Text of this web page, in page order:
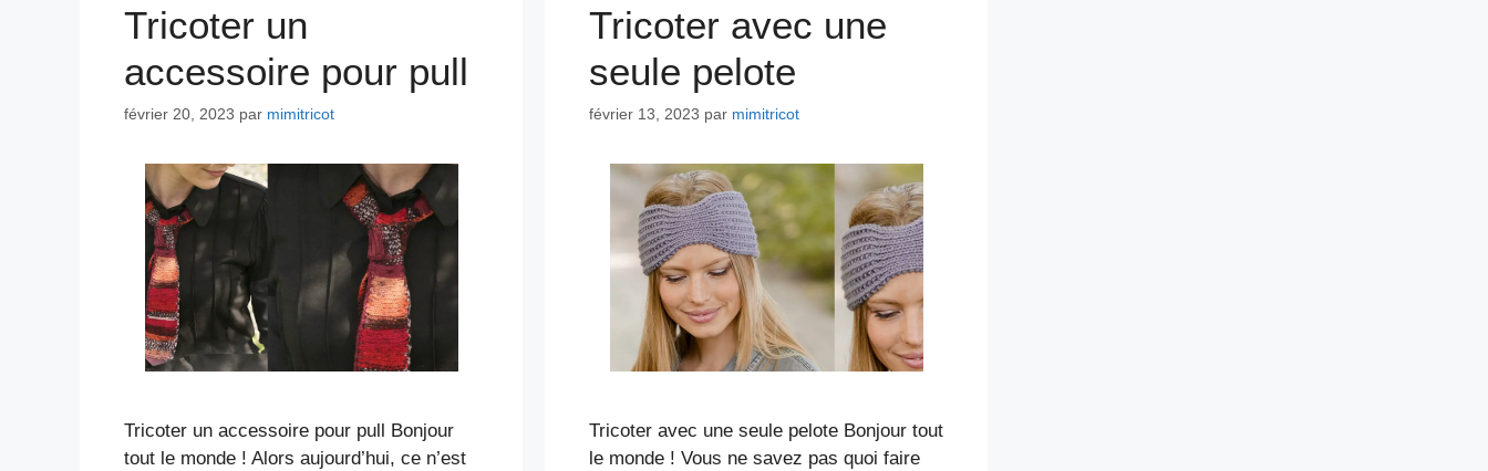
Tricoter un
accessoire pour pull
février 20, 2023 par mimitricot
Tricoter un accessoire pour pull Bonjour
tout le monde ! Alors aujourd’hui, ce n’est
Tricoter avec une
seule pelote
février 13, 2023 par mimitricot
Tricoter avec une seule pelote Bonjour tout
le monde ! Vous ne savez pas quoi faire